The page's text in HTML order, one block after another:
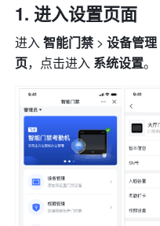
进入设置页面
进入 智能门禁 > 设备管理
页，点击进入 系统设置。